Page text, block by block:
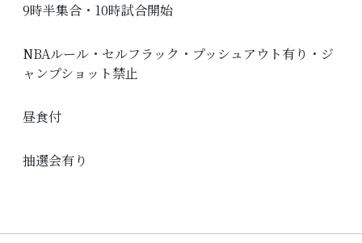
9時半集合・10時試合開始
NBAルール・セルフラック・プッシュアウト有り・ジ
ャンプショット禁止
昼食付
抽選会有り